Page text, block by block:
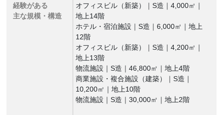
経験がある
主な規模・構造
オフィスビル（新築）｜S造｜4,000㎡｜
地上14階
ホテル・宿泊施設｜S造｜6,000㎡｜地上
12階
オフィスビル（新築）｜S造｜4,200㎡｜
地上13階
物流施設｜S造｜46,800㎡｜地上4階
商業施設・複合施設（建築）｜S造｜
10,200㎡｜地上10階
物流施設｜S造｜30,000㎡｜地上2階